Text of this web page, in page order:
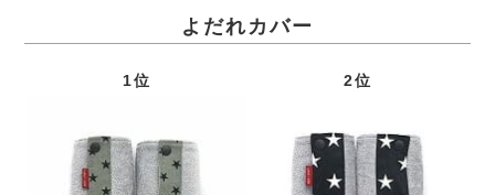
よだれカバー
1位 2位